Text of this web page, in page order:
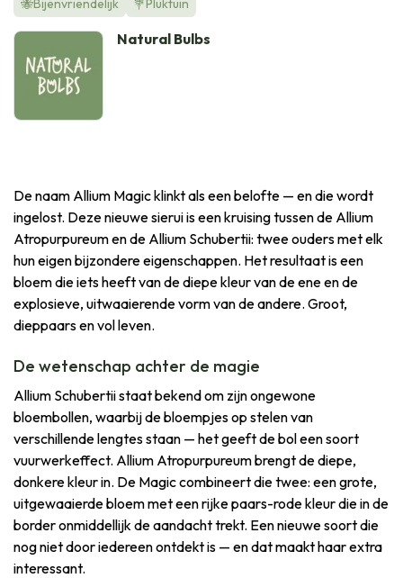
Natural Bulbs
De naam Allium Magic klinkt als een belofte — en die wordt
ingelost. Deze nieuwe sierui is een kruising tussen de Allium
Atropurpureum en de Allium Schubertii: twee ouders met elk
hun eigen bijzondere eigenschappen. Het resultaat is een
bloem die iets heeft van de diepe kleur van de ene en de
explosieve, uitwaaierende vorm van de andere. Groot,
dieppaars en vol leven.
De wetenschap achter de magie
Allium Schubertii staat bekend om zijn ongewone
bloembollen, waarbij de bloempjes op stelen van
verschillende lengtes staan — het geeft de bol een soort
vuurwerkeffect. Allium Atropurpureum brengt de diepe,
donkere kleur in. De Magic combineert die twee: een grote,
uitgewaaierde bloem met een rijke paars-rode kleur die in de
border onmiddellijk de aandacht trekt. Een nieuwe soort die
nog niet door iedereen ontdekt is — en dat maakt haar extra
interessant.